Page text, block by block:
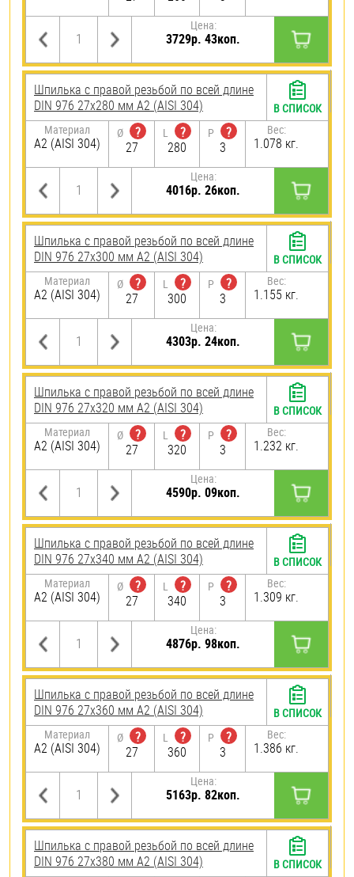
Цена:
3729р. 43коп.
Шпилька с правой резьбой по всей длине
DIN 976 27х280 мм А2 (AISI 304)
Материал
А2 (AISI 304)
Ø
?
27
L
?
280
P
?
3
Вес:
1.078 кг.
Цена:
4016р. 26коп.
В СПИСОК
Шпилька с правой резьбой по всей длине
DIN 976 27х300 мм А2 (AISI 304)
Материал
А2 (AISI 304)
Ø
?
27
L
?
300
P
?
3
Вес:
1.155 кг.
Цена:
4303р. 24коп.
В СПИСОК
Шпилька с правой резьбой по всей длине
DIN 976 27х320 мм А2 (AISI 304)
Материал
А2 (AISI 304)
Ø
?
27
L
?
320
P
?
3
Вес:
1.232 кг.
Цена:
4590р. 09коп.
В СПИСОК
Шпилька с правой резьбой по всей длине
DIN 976 27х340 мм А2 (AISI 304)
Материал
А2 (AISI 304)
Ø
?
27
L
?
340
P
?
3
Вес:
1.309 кг.
Цена:
4876р. 98коп.
В СПИСОК
Шпилька с правой резьбой по всей длине
DIN 976 27х360 мм А2 (AISI 304)
Материал
А2 (AISI 304)
Ø
?
27
L
?
360
P
?
3
Вес:
1.386 кг.
Цена:
5163р. 82коп.
В СПИСОК
Шпилька с правой резьбой по всей длине
DIN 976 27х380 мм А2 (AISI 304)
В СПИСОК